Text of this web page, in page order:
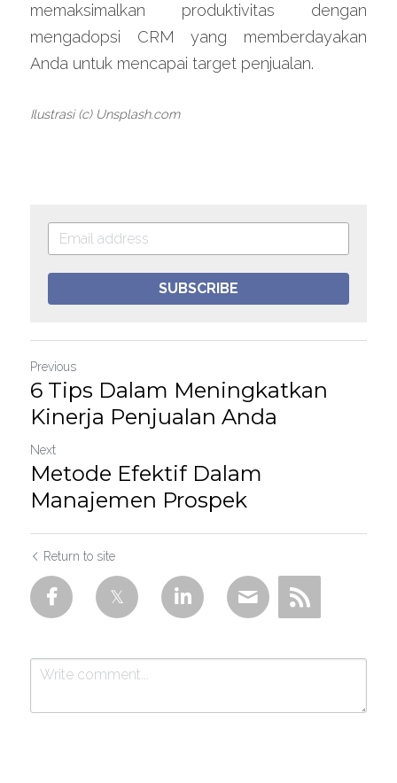
memaksimalkan produktivitas dengan
mengadopsi CRM yang memberdayakan
Anda untuk mencapai target penjualan.
Ilustrasi (c) Unsplash.com
SUBSCRIBE
Previous
6 Tips Dalam Meningkatkan
Kinerja Penjualan Anda
Next
Metode Efektif Dalam
Manajemen Prospek
Return to site